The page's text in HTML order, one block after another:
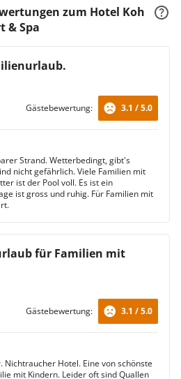
zum Hotel Koh
& Spa
Gästebewertung: 3.1 / 5.0
Strand. Wetterbedingt, gibt's
nicht gefährlich. Viele Familien mit
ist der Pool voll. Es ist ein
ist gross und ruhig. Für Familien mit
für Familien mit
Gästebewertung: 3.1 / 5.0
Nichtraucher Hotel. Eine von schönste
mit Kindern. Leider oft sind Quallen